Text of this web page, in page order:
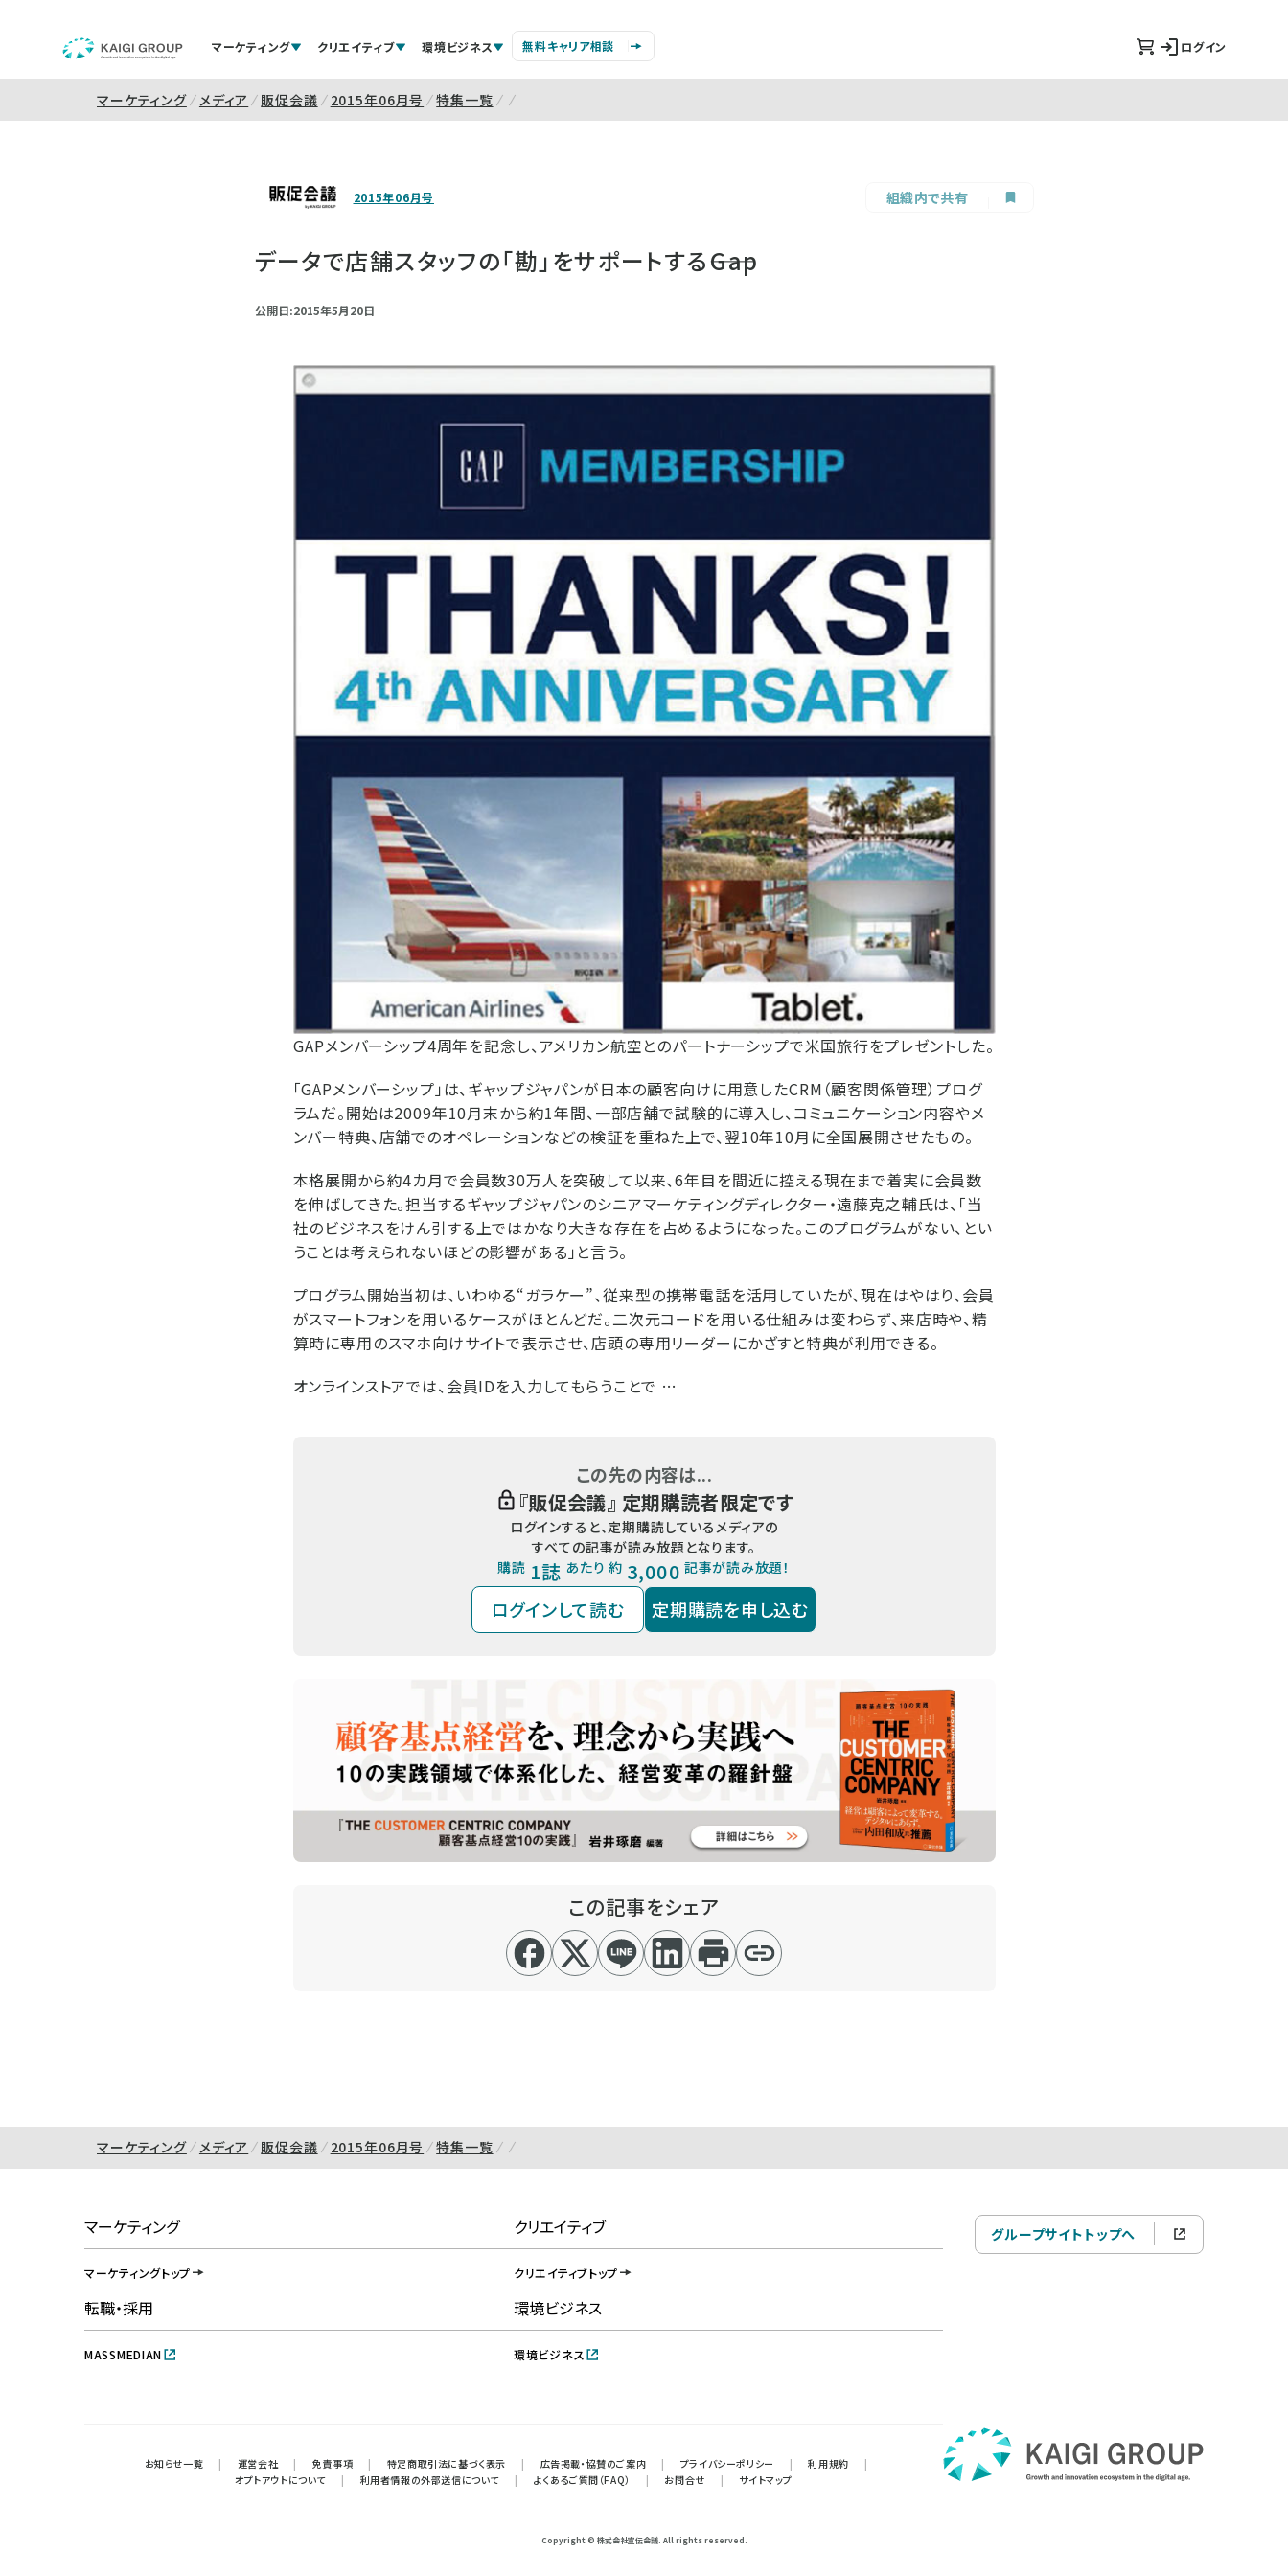
マーケティング クリエイティブ 環境ビジネス 無料キャリア相談 ログイン
マーケティング メディア 販促会議 2015年06月号 特集一覧
2015年06月号 組織内で共有
データで店舗スタッフの「勘」をサポートする――Gap
公開日:2015年5月20日
GAPメンバーシップ4周年を記念し、アメリカン航空とのパートナーシップで米国旅行をプレゼントした。
「GAPメンバーシップ」は、ギャップジャパンが日本の顧客向けに用意したCRM（顧客関係管理）プログ
ラムだ。開始は2009年10月末から約1年間、一部店舗で試験的に導入し、コミュニケーション内容やメ
ンバー特典、店舗でのオペレーションなどの検証を重ねた上で、翌10年10月に全国展開させたもの。
本格展開から約4カ月で会員数30万人を突破して以来、6年目を間近に控える現在まで着実に会員数
を伸ばしてきた。担当するギャップジャパンのシニアマーケティングディレクター・遠藤克之輔氏は、「当
社のビジネスをけん引する上ではかなり大きな存在を占めるようになった。このプログラムがない、とい
うことは考えられないほどの影響がある」と言う。
プログラム開始当初は、いわゆる“ガラケー”、従来型の携帯電話を活用していたが、現在はやはり、会員
がスマートフォンを用いるケースがほとんどだ。二次元コードを用いる仕組みは変わらず、来店時や、精
算時に専用のスマホ向けサイトで表示させ、店頭の専用リーダーにかざすと特典が利用できる。
オンラインストアでは、会員IDを入力してもらうことで …
この先の内容は...
『販促会議』 定期購読者限定です
ログインすると、定期購読しているメディアの
すべての記事が読み放題となります。
購読 1誌 あたり 約 3,000 記事が読み放題！
ログインして読む 定期購読を申し込む
この記事をシェア
マーケティング メディア 販促会議 2015年06月号 特集一覧
マーケティング
マーケティングトップ
クリエイティブ
クリエイティブトップ
転職・採用
MASSMEDIAN
環境ビジネス
環境ビジネス
お知らせ一覧 | 運営会社 | 免責事項 | 特定商取引法に基づく表示 | 広告掲載・協賛のご案内 | プライバシーポリシー | 利用規約
|
オプトアウトについて
| 利用者情報の外部送信について | よくあるご質問（FAQ） | お問合せ | サイトマップ
グループサイトトップへ
Copyright © 株式会社宣伝会議. All rights reserved.